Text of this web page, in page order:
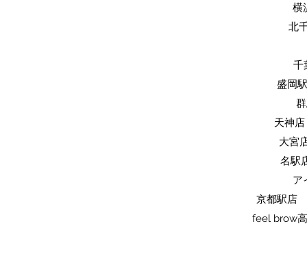
横
北
千
盛岡
天神
大宮
名駅
ア
京都駅店
feel brow